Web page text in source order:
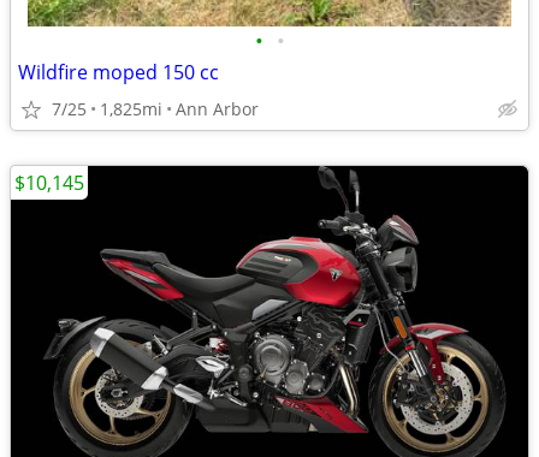
• •
Wildfire moped 150 cc
7/25 1,825mi Ann Arbor
$10,145